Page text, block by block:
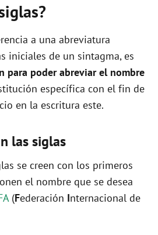
a una abreviatura
iniciales de un sintagma, es
para poder abreviar el nombre
específica con el fin de
en la escritura este.
las siglas
se creen con los primeros
el nombre que se desea
(Federación Internacional de